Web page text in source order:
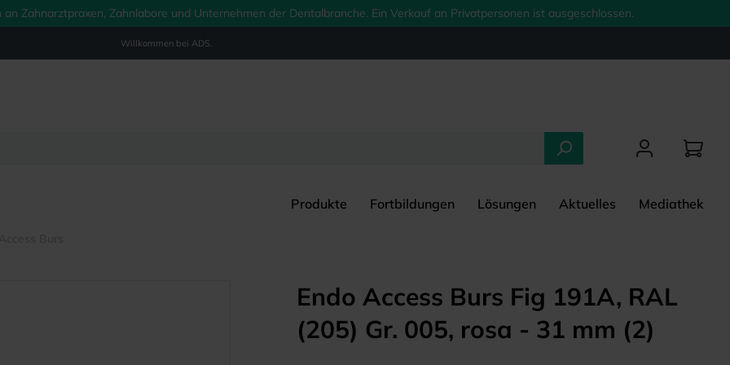
Zahnarztpraxen, Zahnlabore und Unternehmen der Dentalbranche. Ein Verkauf an Privatpersonen ist ausgeschlossen.
Willkommen bei ADS.
Produkte Fortbildungen Lösungen Aktuelles Mediathek
Endo Access Burs Fig 191A, RAL
(205) Gr. 005, rosa - 31 mm (2)